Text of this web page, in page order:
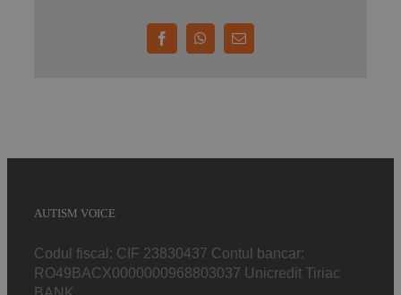
FacebookWhatsApp
E-
AUTISM VOICE
Codul fiscal: CIF 23830437 Contul bancar:
RO49BACX0000000968803037 Unicredit Tiriac